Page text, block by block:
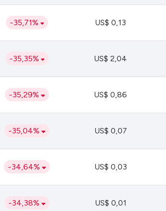
-35,71% US$ 0,13
-35,35% US$ 2,04
-35,29% US$ 0,86
-35,04% US$ 0,07
-34,64% US$ 0,03
-34,38% US$ 0,01